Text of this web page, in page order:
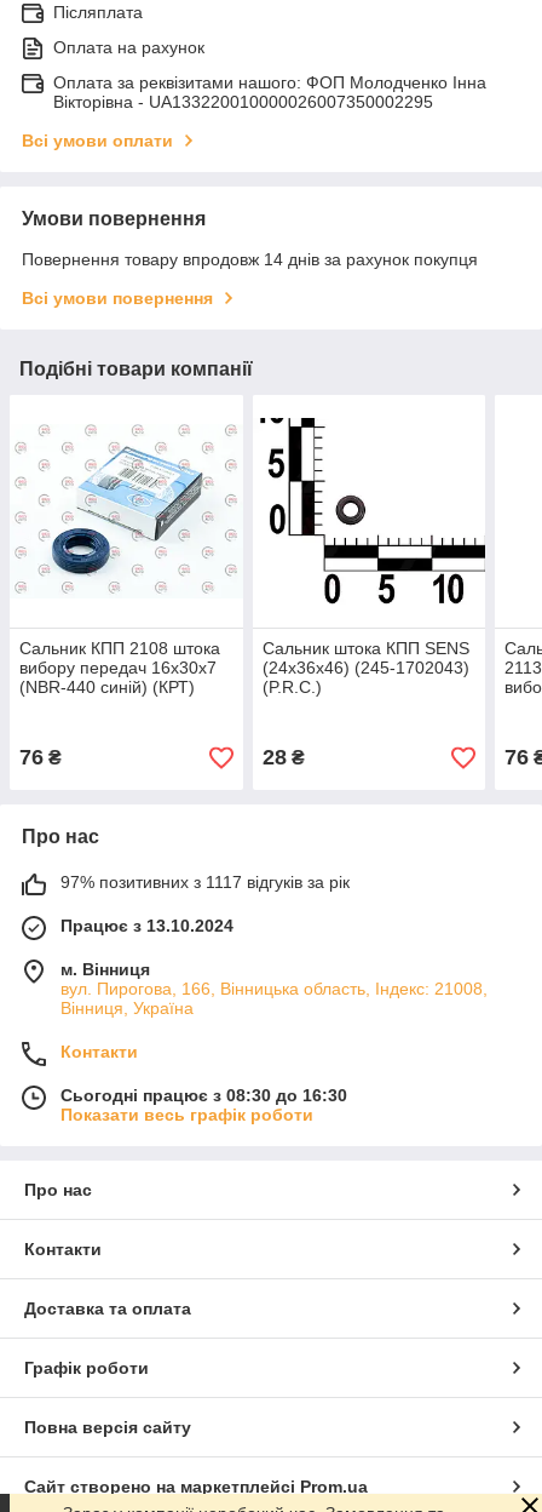
Післяплата
Оплата на рахунок
Оплата за реквізитами нашого: ФОП Молодченко Інна
Вікторівна - UA133220010000026007350002295
Всі умови оплати
Умови повернення
Повернення товару впродовж 14 днів за рахунок покупця
Всі умови повернення
Подібні товари компанії
Сальник КПП 2108 штока
вибору передач 16х30х7
(NBR-440 синій) (КРТ)
76 ₴
Сальник штока КПП SENS
(24x36x46) (245-1702043)
(P.R.C.)
28₴ 76
Про нас
97% позитивних з 1117 відгуків за рік
Працює з 13.10.2024
м. Вінниця
вул. Пирогова, 166, Вінницька область, Індекс: 21008,
Вінниця, Україна
Контакти
Сьогодні працює з 08:30 до 16:30
Показати весь графік роботи
Про нас
Контакти
Доставка та оплата
Графік роботи
Повна версія сайту
Сайт створено на маркетплейсі Prom.ua